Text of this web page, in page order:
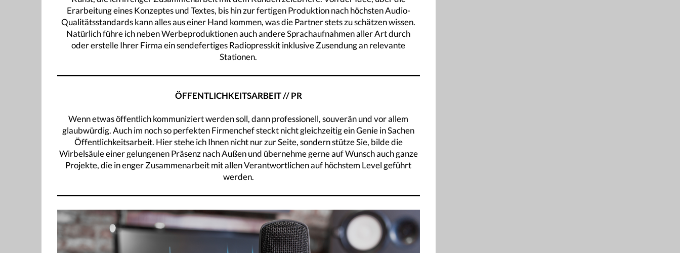
Erarbeitung eines Konzeptes und Textes, bis hin zur fertigen Produktion nach höchsten Audio-
Qualitätsstandards kann alles aus einer Hand kommen, was die Partner stets zu schätzen wissen.
Natürlich führe ich neben Werbeproduktionen auch andere Sprachaufnahmen aller Art durch
oder erstelle Ihrer Firma ein sendefertiges Radiopresskit inklusive Zusendung an relevante
Stationen.
ÖFFENTLICHKEITSARBEIT // PR
Wenn etwas öffentlich kommuniziert werden soll, dann professionell, souverän und vor allem
glaubwürdig. Auch im noch so perfekten Firmenchef steckt nicht gleichzeitig ein Genie in Sachen
Öffentlichkeitsarbeit. Hier stehe ich Ihnen nicht nur zur Seite, sondern stütze Sie, bilde die
Wirbelsäule einer gelungenen Präsenz nach Außen und übernehme gerne auf Wunsch auch ganze
Projekte, die in enger Zusammenarbeit mit allen Verantwortlichen auf höchstem Level geführt
werden.